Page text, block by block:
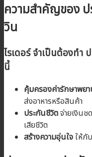
ความสำคัญของ
วิน
ไรเดอร์จำเป็นต้องทำ
นี้
คุ้มครองค่ารักษาพยา
ส่งอาหารหรือสินค้า
ประกันชีวิตจ่ายเงิน
เสียชีวิต
สร้างความอุ่นใจให้กั